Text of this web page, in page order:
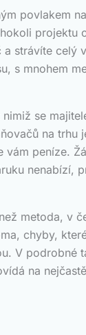
povlakem
projektu
strávíte celý
s mnohem
se
na trhu
vám peníze.
nenabízí,
metoda, v
chyby,
V podrobné
na